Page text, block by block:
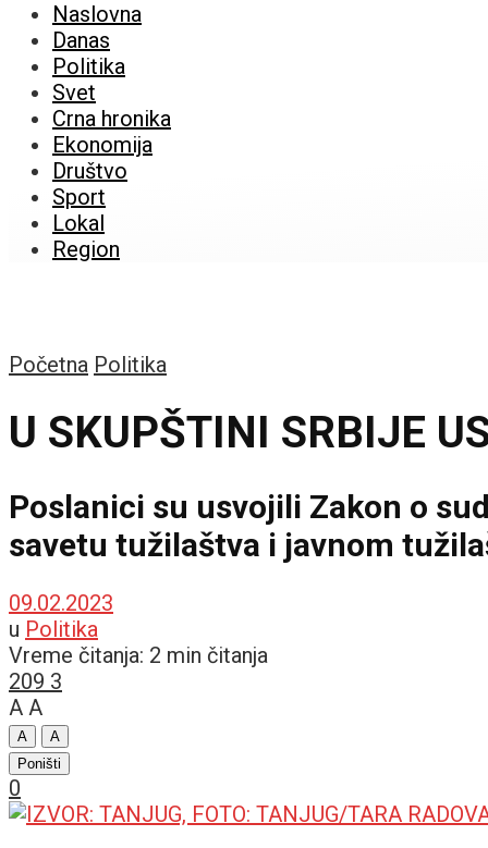
Naslovna
Danas
Politika
Svet
Crna hronika
Ekonomija
Društvo
Sport
Lokal
Region
Početna Politika
U SKUPŠTINI SRBIJE
Poslanici su usvojili Zakon o
savetu tužilaštva i javnom
09.02.2023
u Politika
Vreme čitanja: 2 min čitanja
209 3
A A
A
A
Poništi
0